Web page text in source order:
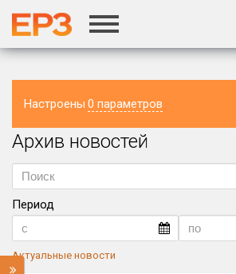
Настроены 0 параметров
Регион
Архив новостей
Период
Актуальные новости